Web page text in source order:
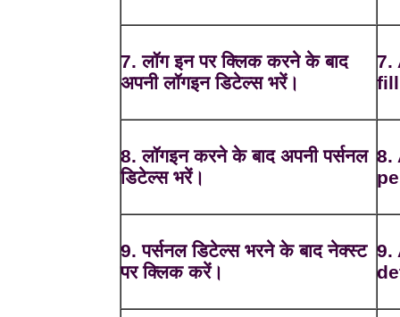
7. लॉग इन पर क्लिक करने के बाद
अपनी लॉगइन डिटेल्स भरें।
7.
8. लॉगइन करने के बाद अपनी पर्सनल
डिटेल्स भरें।
8.
9. पर्सनल डिटेल्स भरने के बाद नेक्स्ट
पर क्लिक करें।
9.